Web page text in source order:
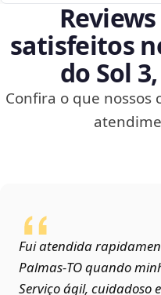
satisfeitos
do Sol
Confira o que nossos
Fui atendida
Palmas‑TO quando
Serviço ágil, cuidadoso